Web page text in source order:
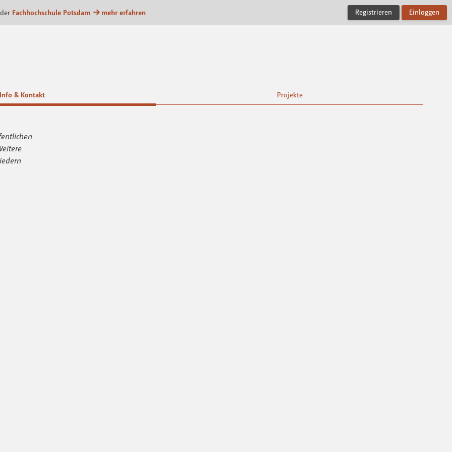
Fachhochschule Potsdam mehr erfahren Registrieren Einloggen
Info & Kontakt Projekte